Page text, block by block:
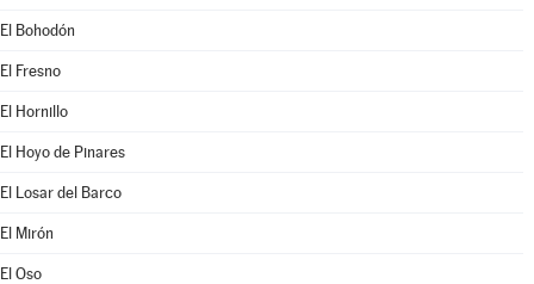
El Bohodón
El Fresno
El Hornillo
El Hoyo de Pinares
El Losar del Barco
El Mirón
El Oso